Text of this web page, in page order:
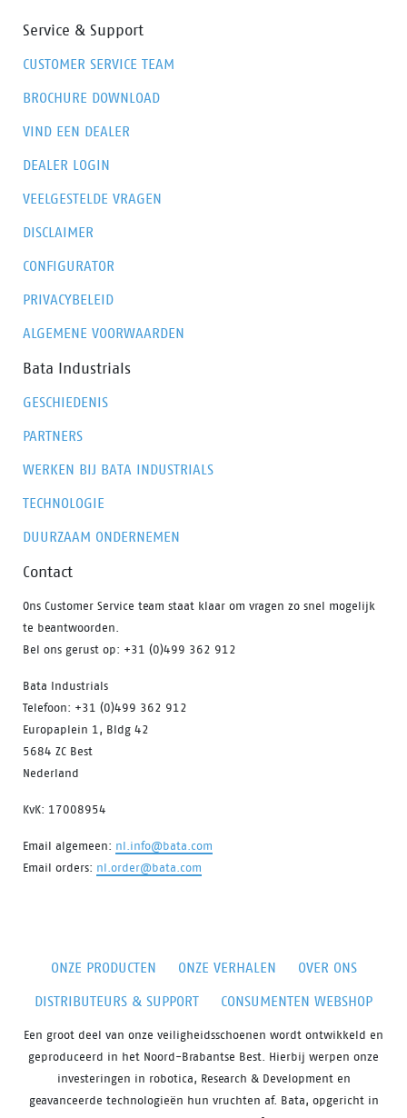
Service & Support
CUSTOMER SERVICE TEAM
BROCHURE DOWNLOAD
VIND EEN DEALER
DEALER LOGIN
VEELGESTELDE VRAGEN
DISCLAIMER
CONFIGURATOR
PRIVACYBELEID
ALGEMENE VOORWAARDEN
Bata Industrials
GESCHIEDENIS
PARTNERS
WERKEN BIJ BATA INDUSTRIALS
TECHNOLOGIE
DUURZAAM ONDERNEMEN
Contact
Ons Customer Service team staat klaar om vragen zo snel mogelijk
te beantwoorden.
Bel ons gerust op: +31 (0)499 362 912
Bata Industrials
Telefoon: +31 (0)499 362 912
Europaplein 1, Bldg 42
5684 ZC Best
Nederland
KvK: 17008954
Email algemeen: nl.info@bata.com
Email orders: nl.order@bata.com
ONZE PRODUCTEN ONZE VERHALEN
OVER ONS
DISTRIBUTEURS & SUPPORT
CONSUMENTEN WEBSHOP
Een groot deel van onze veiligheidsschoenen wordt ontwikkeld en
geproduceerd in het Noord-Brabantse Best. Hierbij werpen onze
investeringen in robotica, Research & Development en
geavanceerde technologieën hun vruchten af. Bata, opgericht in